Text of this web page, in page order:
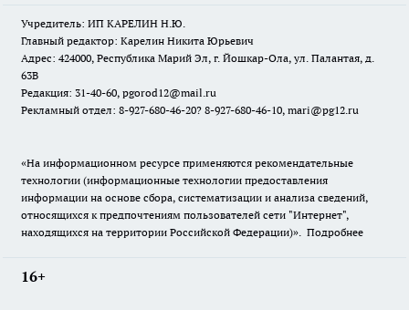
Учредитель: ИП КАРЕЛИН Н.Ю.
Главный редактор: Карелин Никита Юрьевич
Адрес: 424000, Республика Марий Эл, г. Йошкар-Ола, ул. Палантая, д.
63В
Редакция: 31-40-60, pgorod12@mail.ru
Рекламный отдел: 8-927-680-46-20? 8-927-680-46-10, mari@pg12.ru
«На информационном ресурсе применяются рекомендательные
технологии (информационные технологии предоставления
информации на основе сбора, систематизации и анализа сведений,
относящихся к предпочтениям пользователей сети "Интернет",
находящихся на территории Российской Федерации)». Подробнее
16+